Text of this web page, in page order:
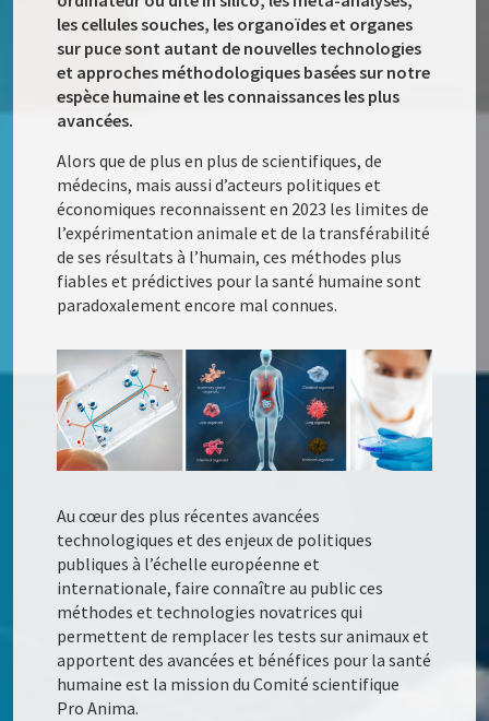
les cellules souches, les organoïdes et organes
sur puce sont autant de nouvelles technologies
et approches méthodologiques basées sur notre
espèce humaine et les connaissances les plus
avancées.
Alors que de plus en plus de scientifiques, de
médecins, mais aussi d’acteurs politiques et
économiques reconnaissent en 2023 les limites de
l’expérimentation animale et de la transférabilité
de ses résultats à l’humain, ces méthodes plus
fiables et prédictives pour la santé humaine sont
paradoxalement encore mal connues.
Au cœur des plus récentes avancées
technologiques et des enjeux de politiques
publiques à l’échelle européenne et
internationale, faire connaître au public ces
méthodes et technologies novatrices qui
permettent de remplacer les tests sur animaux et
apportent des avancées et bénéfices pour la santé
humaine est la mission du Comité scientifique
Pro Anima.